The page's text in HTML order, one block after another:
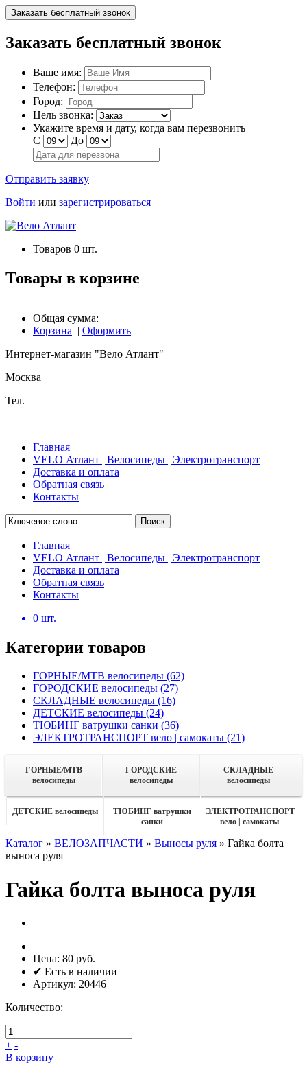
Заказать бесплатный звонок
Заказать бесплатный звонок
Ваше имя:
Телефон:
Город:
Цель звонка:
Укажите время и дату, когда вам перезвонить
С
До
Отправить заявку
Войти или зарегистрироваться
Товаров 0 шт.
Товары в корзине
Общая сумма:
Корзина | Оформить
Интернет-магазин "Вело Атлант"
Москва
Тел.
Главная
VELO Атлант | Велосипеды | Электротранспорт
Доставка и оплата
Обратная связь
Контакты
Поиск
Главная
VELO Атлант | Велосипеды | Электротранспорт
Доставка и оплата
Обратная связь
Контакты
0 шт.
Категории товаров
ГОРНЫЕ/MTB велосипеды (62)
ГОРОДСКИЕ велосипеды (27)
СКЛАДНЫЕ велосипеды (16)
ДЕТСКИЕ велосипеды (24)
ТЮБИНГ ватрушки санки (36)
ЭЛЕКТРОТРАНСПОРТ вело | самокаты (21)
ГОРНЫЕ/MTB
велосипеды
ГОРОДСКИЕ
велосипеды
СКЛАДНЫЕ
велосипеды
ДЕТСКИЕ велосипеды
ТЮБИНГ ватрушки
санки
ЭЛЕКТРОТРАНСПОРТ
вело | самокаты
Каталог » ВЕЛОЗАПЧАСТИ » Выносы руля » Гайка болта
выноса руля
Гайка болта выноса руля
Цена: 80 руб.
✔ Есть в наличии
Артикул: 20446
Количество:
+ -
В корзину